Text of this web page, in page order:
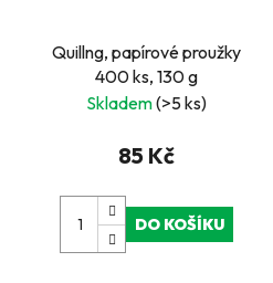
Quillng, papírové proužky
400 ks, 130 g
Skladem(>5 ks)
85 Kč
DO KOŠÍKU